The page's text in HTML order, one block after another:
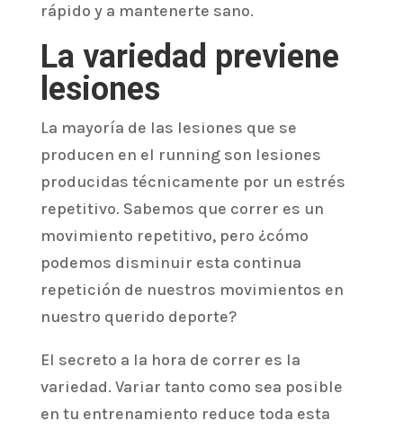
rápido y a mantenerte sano.
La variedad previene
lesiones
La mayoría de las lesiones que se
producen en el running son lesiones
producidas técnicamente por un estrés
repetitivo. Sabemos que correr es un
movimiento repetitivo, pero ¿cómo
podemos disminuir esta continua
repetición de nuestros movimientos en
nuestro querido deporte?
El secreto a la hora de correr es la
variedad. Variar tanto como sea posible
en tu entrenamiento reduce toda esta